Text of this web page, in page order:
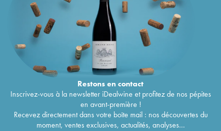
Restons encontact
Inscrivez-vous à la newsletter iDealwine et profitez de nos pépites
en avant-première !
Recevez directement dans votre boîte mail : nos découvertes du
moment, ventes exclusives, actualités, analyses...